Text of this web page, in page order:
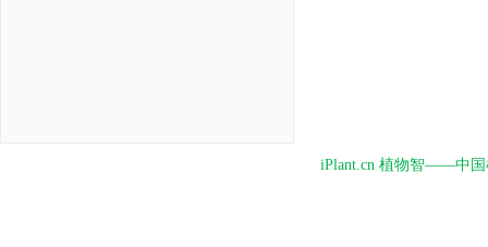
iPlant.cn 植物智——中国